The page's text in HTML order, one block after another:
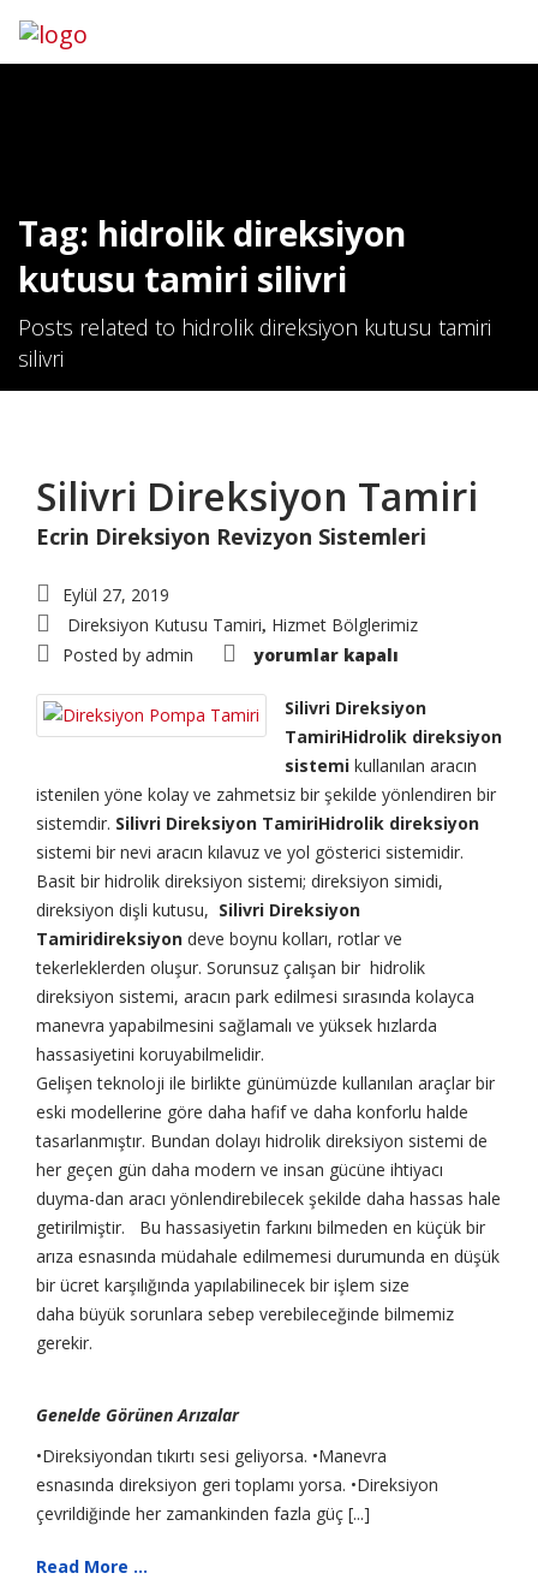
Tag: hidrolik direksiyon
kutusu tamiri silivri
Posts related to hidrolik direksiyon kutusu tamiri
silivri
Silivri Direksiyon Tamiri
Ecrin Direksiyon Revizyon Sistemleri
Eylül 27, 2019
Direksiyon Kutusu Tamiri, Hizmet Bölglerimiz
Posted by admin Silivri
Direksiyon
için
yorumlar kapalı
Silivri Direksiyon
TamiriHidrolik direksiyon
sistemi kullanılan aracın
istenilen yöne kolay ve zahmetsiz bir şekilde yönlendiren bir
sistemdir. Silivri Direksiyon TamiriHidrolik direksiyon
sistemi bir nevi aracın kılavuz ve yol gösterici sistemidir.
Basit bir hidrolik direksiyon sistemi; direksiyon simidi,
direksiyon dişli kutusu, Silivri Direksiyon
Tamiridireksiyon deve boynu kolları, rotlar ve
tekerleklerden oluşur. Sorunsuz çalışan bir hidrolik
direksiyon sistemi, aracın park edilmesi sırasında kolayca
manevra yapabilmesini sağlamalı ve yüksek hızlarda
hassasiyetini koruyabilmelidir.
Gelişen teknoloji ile birlikte günümüzde kullanılan araçlar bir
eski modellerine göre daha hafif ve daha konforlu halde
tasarlanmıştır. Bundan dolayı hidrolik direksiyon sistemi de
her geçen gün daha modern ve insan gücüne ihtiyacı
duyma-dan aracı yönlendirebilecek şekilde daha hassas hale
getirilmiştir. Bu hassasiyetin farkını bilmeden en küçük bir
arıza esnasında müdahale edilmemesi durumunda en düşük
bir ücret karşılığında yapılabilinecek bir işlem size
daha büyük sorunlara sebep verebileceğinde bilmemiz
gerekir.
Genelde Görünen Arızalar
•Direksiyondan tıkırtı sesi geliyorsa. •Manevra
esnasında direksiyon geri toplamı yorsa. •Direksiyon
çevrildiğinde her zamankinden fazla güç [...]
Read More ...